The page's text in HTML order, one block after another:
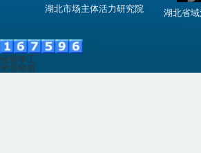
湖北市场主体活力研究院
湖北省
经管学工
光谷经管